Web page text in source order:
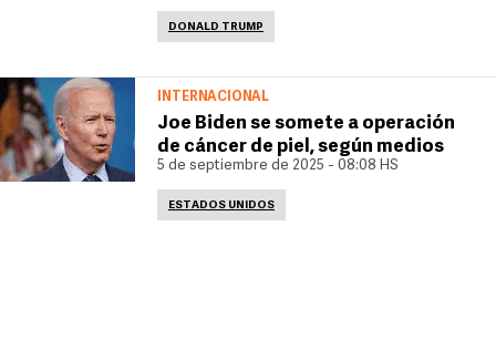
DONALD TRUMP
INTERNACIONAL
Joe Biden se somete a operación
de cáncer de piel, según medios
5 de septiembre de 2025 - 08:08 HS
ESTADOS UNIDOS